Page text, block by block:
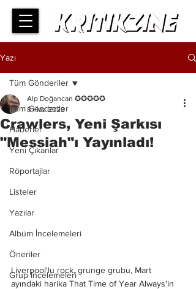
Yazı
Tüm Gönderiler
Haberler
Yeni Çıkanlar
Röportajlar
Listeler
Yazılar
Albüm İncelemeleri
Öneriler
Grup İncelemeleri
Tüm Gönderiler
Crawlers, Yeni Şarkısı
"Messiah"ı Yayınladı!
Alp Doğancan ✪✪✪✪✪
8 Haz 2023
Liverpool'lu rock, grunge grubu, Mart
ayındaki harika That Time of Year Always'in